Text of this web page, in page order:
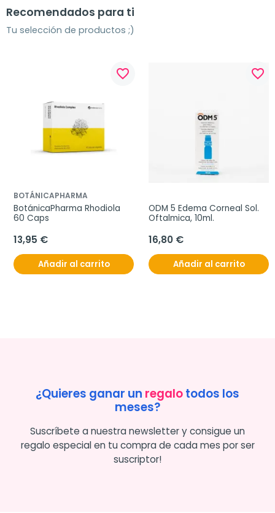
Recomendados para ti
Tu selección de productos ;)
favorite_border
BOTÁNICAPHARMA
BotánicaPharma Rhodiola
60 Caps
13,95 €
Añadir al carrito
favorite_border
ODM 5 Edema Corneal Sol.
Oftalmica, 10ml.
16,80 €
Añadir al carrito
¿Quieres ganar un regalotodos los
meses?
Suscríbete a nuestra newsletter y consigue un
regalo especial en tu compra de cada mes por ser
suscriptor!